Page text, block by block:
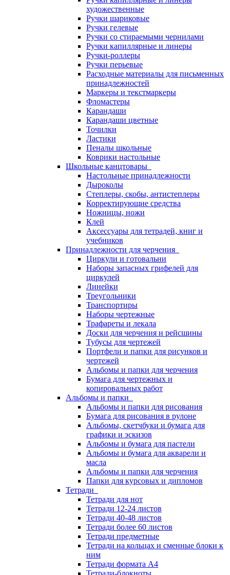
художественные
Ручки шариковые
Ручки гелевые
Ручки со стираемыми чернилами
Ручки капиллярные и линеры
Ручки-роллеры
Ручки перьевые
Расходные материалы для письменных
принадлежностей
Маркеры и текстмаркеры
Фломастеры
Карандаши
Карандаши цветные
Точилки
Ластики
Пеналы школьные
Коврики настольные
Школьные канцтовары
Настольные принадлежности
Дыроколы
Степлеры, скобы, антистеплеры
Корректирующие средства
Ножницы, ножи
Клей
Аксессуары для тетрадей, книг и
учебников
Принадлежности для черчения
Циркули и готовальни
Наборы запасных грифелей для
циркулей
Линейки
Треугольники
Транспортиры
Наборы чертежные
Трафареты и лекала
Доски для черчения и рейсшины
Тубусы для чертежей
Портфели и папки для рисунков и
чертежей
Альбомы и папки для черчения
Бумага для чертежных и
копировальных работ
Альбомы и папки
Альбомы и папки для рисования
Бумага для рисования в рулоне
Альбомы, скетчбуки и бумага для
графики и эскизов
Альбомы и бумага для пастели
Альбомы и бумага для акварели и
масла
Альбомы и папки для черчения
Папки для курсовых и дипломов
Тетради
Тетради для нот
Тетради 12-24 листов
Тетради 40-48 листов
Тетради более 60 листов
Тетради предметные
Тетради на кольцах и сменные блоки к
ним
Тетради формата А4
Тетради-блокноты